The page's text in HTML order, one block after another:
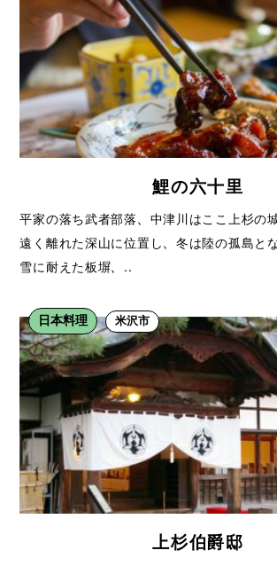
鯉の六十里
平家の落ち武者部落、中津川はここ上杉の
遠く離れた深山に位置し、冬は陸の孤島と
雪に耐えた板塀、..
日本料理 米沢市
上杉伯爵邸